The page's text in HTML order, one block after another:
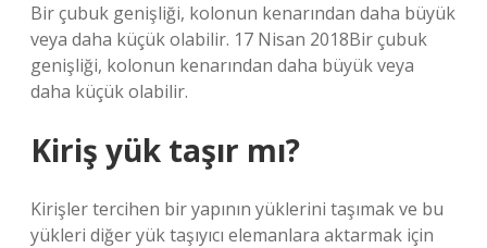
Bir çubuk genişliği, kolonun kenarından daha büyük
veya daha küçük olabilir. 17 Nisan 2018Bir çubuk
genişliği, kolonun kenarından daha büyük veya
daha küçük olabilir.
Kiriş yük taşır mı?
Kirişler tercihen bir yapının yüklerini taşımak ve bu
yükleri diğer yük taşıyıcı elemanlara aktarmak için